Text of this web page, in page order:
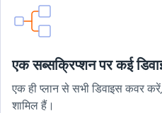
एक सब्सक्रिप्शन पर कई
एक ही प्लान से सभी डिवाइस कवर
शामिल हैं।